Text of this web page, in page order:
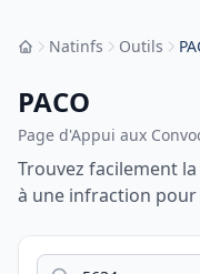
AccueilNatinfs Outils
PACO
Page d'Appui aux
Trouvez facilement
à une infraction
Rechercher une